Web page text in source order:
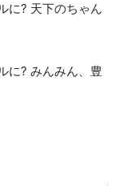
に? 天下のちゃん
に? みんみん、豊